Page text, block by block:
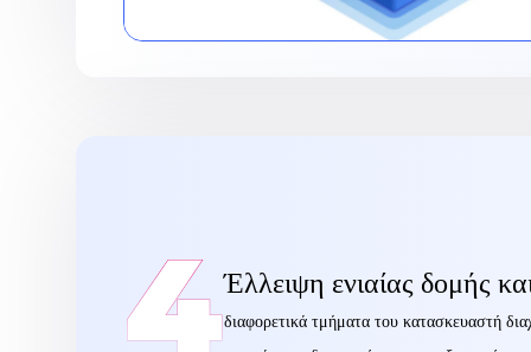
4Έλλειψη ενιαίας δομής
διαφορετικά τμήματα του κατασκευαστή